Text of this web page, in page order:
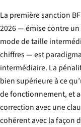
La première sanction
2026 — émise contre
mode de taille
chiffres — est
intermédiaire. La
bien supérieure à ce
de fonctionnement, et
correction avec une
cohérent avec la façon